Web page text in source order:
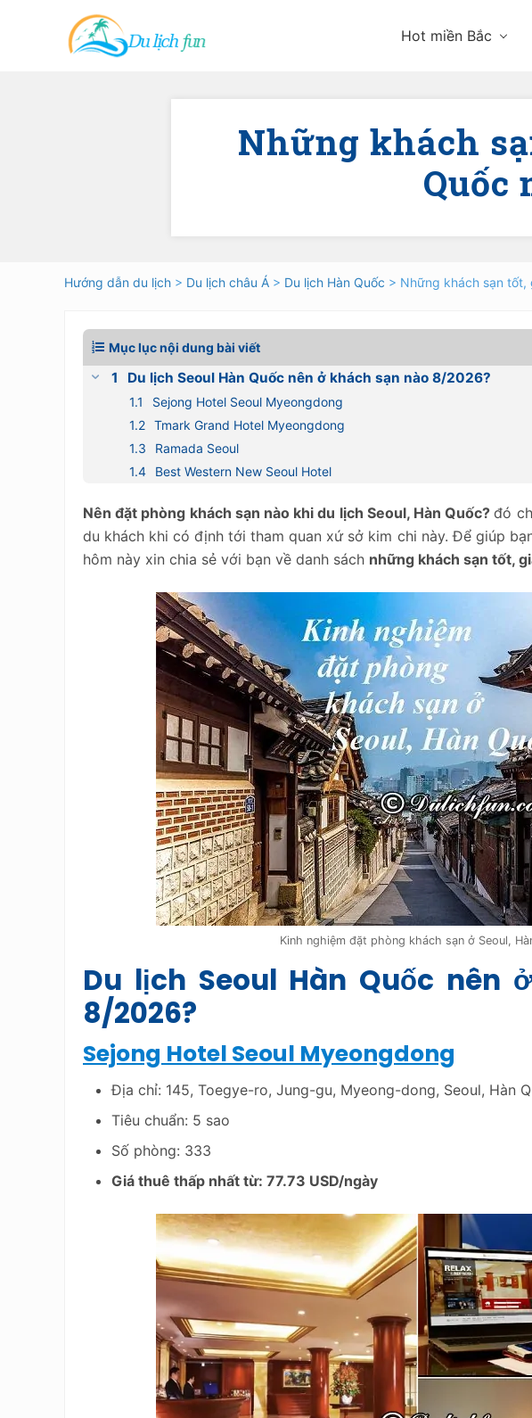
secondary
Hot miền Bắc
Những khách
Quốc
Hướng dẫn du lịch > Du lịch châu Á > Du lịch Hàn Quốc > Những khách sạn tốt,
Mục lục nội dung bài viết
Du lịch Seoul Hàn Quốc nên ở khách sạn nào 8/2026?
Sejong Hotel Seoul Myeongdong
Tmark Grand Hotel Myeongdong
Ramada Seoul
Best Western New Seoul Hotel
Nên đặt phòng khách sạn nào khi du lịch Seoul, Hàn Quốc?đó
du khách khi có định tới tham quan xứ sở kim chi này. Để giúp
hôm này xin chia sẻ với bạn về danh sách những khách sạn tốt,
Kinh nghiệm đặt phòng khách sạn ở Seoul,
Du lịch Seoul Hàn Quốc nên
8/2026?
Sejong Hotel Seoul Myeongdong
Địa chỉ: 145, Toegye-ro, Jung-gu, Myeong-dong, Seoul, Hàn
Tiêu chuẩn: 5 sao
Số phòng: 333
Giá thuê thấp nhất từ: 77.73 USD/ngày